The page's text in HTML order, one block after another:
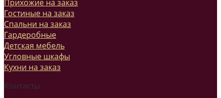
Прихожие на заказ
Гостиные на заказ
Спальни на заказ
Гардеробные
Детская мебель
Угловные шкафы
Кухни на заказ
Контакты